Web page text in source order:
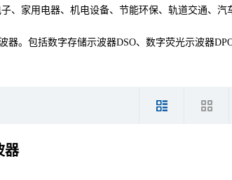
家用电器、机电设备、节能环保、轨道交通、汽
。包括数字存储示波器DSO、数字荧光示波器
器